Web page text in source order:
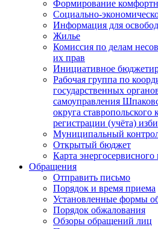
Формирование
Социально-
Информация для
Жилье
Комиссия по делам
их прав
Инициативное
Рабочая группа по
государственных
самоуправления
округа
регистрации (учёта)
Муниципальный
Открытый бюджет
Карта
Обращения
Отправить письмо
Порядок и время приема
Установленные формы
Порядок обжалования
Обзоры обращений лиц